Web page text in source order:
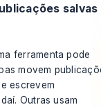
salvas
ferramenta pode
movem
escrevem
Outras usam